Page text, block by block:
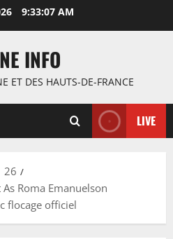
9:33:09 AM
INFO
ET DES HAUTS-DE-FRANCE
LIVE
26
Roma Emanuelson
flocage officiel